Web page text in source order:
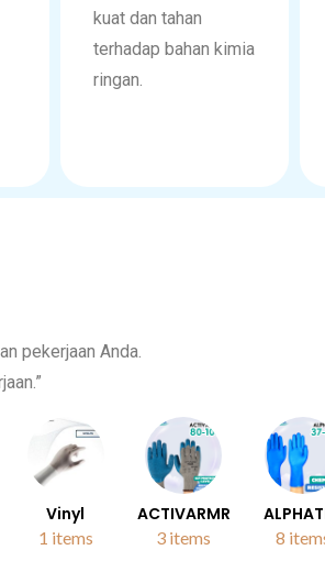
kuat dan tahan
terhadap bahan kimia
ringan.
pekerjaan Anda.
Vinyl
1 items
ACTIVARMR
3 items 8